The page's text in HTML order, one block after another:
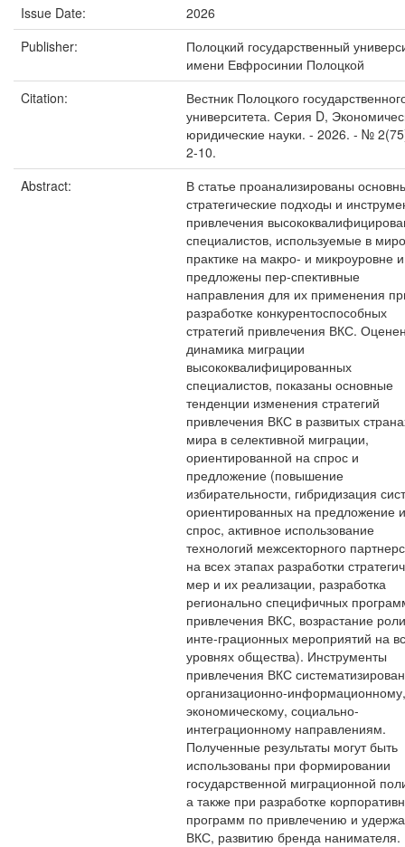
Issue Date:
2026
Publisher:
Полоцкий государственный
имени Евфросинии Полоцкой
Citation:
Вестник Полоцкого
университета. Серия D,
юридические науки. - 2026. - №
2-10.
Abstract:
В статье проанализированы
стратегические подходы и
привлечения
специалистов, используемые в
практике на макро- и микроуровне и
предложены пер-спективные
направления для их применения
разработке конкурентоспособных
стратегий привлечения ВКС.
динамика миграции
высококвалифицированных
специалистов, показаны основные
тенденции изменения стратегий
привлечения ВКС в развитых
мира в селективной миграции,
ориентированной на спрос и
предложение (повышение
избирательности, гибридизация
ориентированных на предложение и
спрос, активное использование
технологий межсекторного
на всех этапах разработки
мер и их реализации, разработка
регионально специфичных
привлечения ВКС, возрастание роли
инте-грационных мероприятий на
уровнях общества). Инструменты
привлечения ВКС
организационно-информационному,
экономическому, социально-
интеграционному направлениям.
Полученные результаты могут быть
использованы при формировании
государственной миграционной
а также при разработке
программ по привлечению и
ВКС, развитию бренда нанимателя.